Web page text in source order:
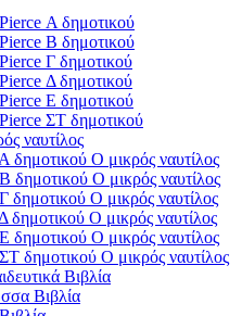
Α δημοτικού
Β δημοτικού
Γ δημοτικού
Δ δημοτικού
Ε δημοτικού
ΣΤ δημοτικού
ναυτίλος
δημοτικού Ο μικρός ναυτίλος
δημοτικού Ο μικρός ναυτίλος
δημοτικού Ο μικρός ναυτίλος
δημοτικού Ο μικρός ναυτίλος
δημοτικού Ο μικρός ναυτίλος
δημοτικού Ο μικρός ναυτίλος
Βιβλία
Βιβλία